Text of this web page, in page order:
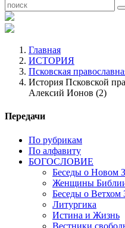
Главная
ИСТОРИЯ
Псковская
История Псковской
Алексий Ионов (2)
Передачи
По рубрикам
По алфавиту
БОГОСЛОВИЕ
Беседы о Новом
Женщины
Беседы о Ветхом
Литургика
Истина и Жизнь
Вестники